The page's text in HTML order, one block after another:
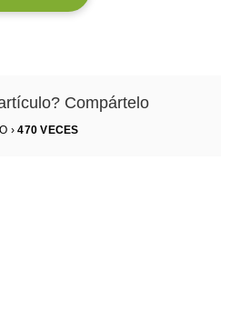
Compártelo
›470 VECES